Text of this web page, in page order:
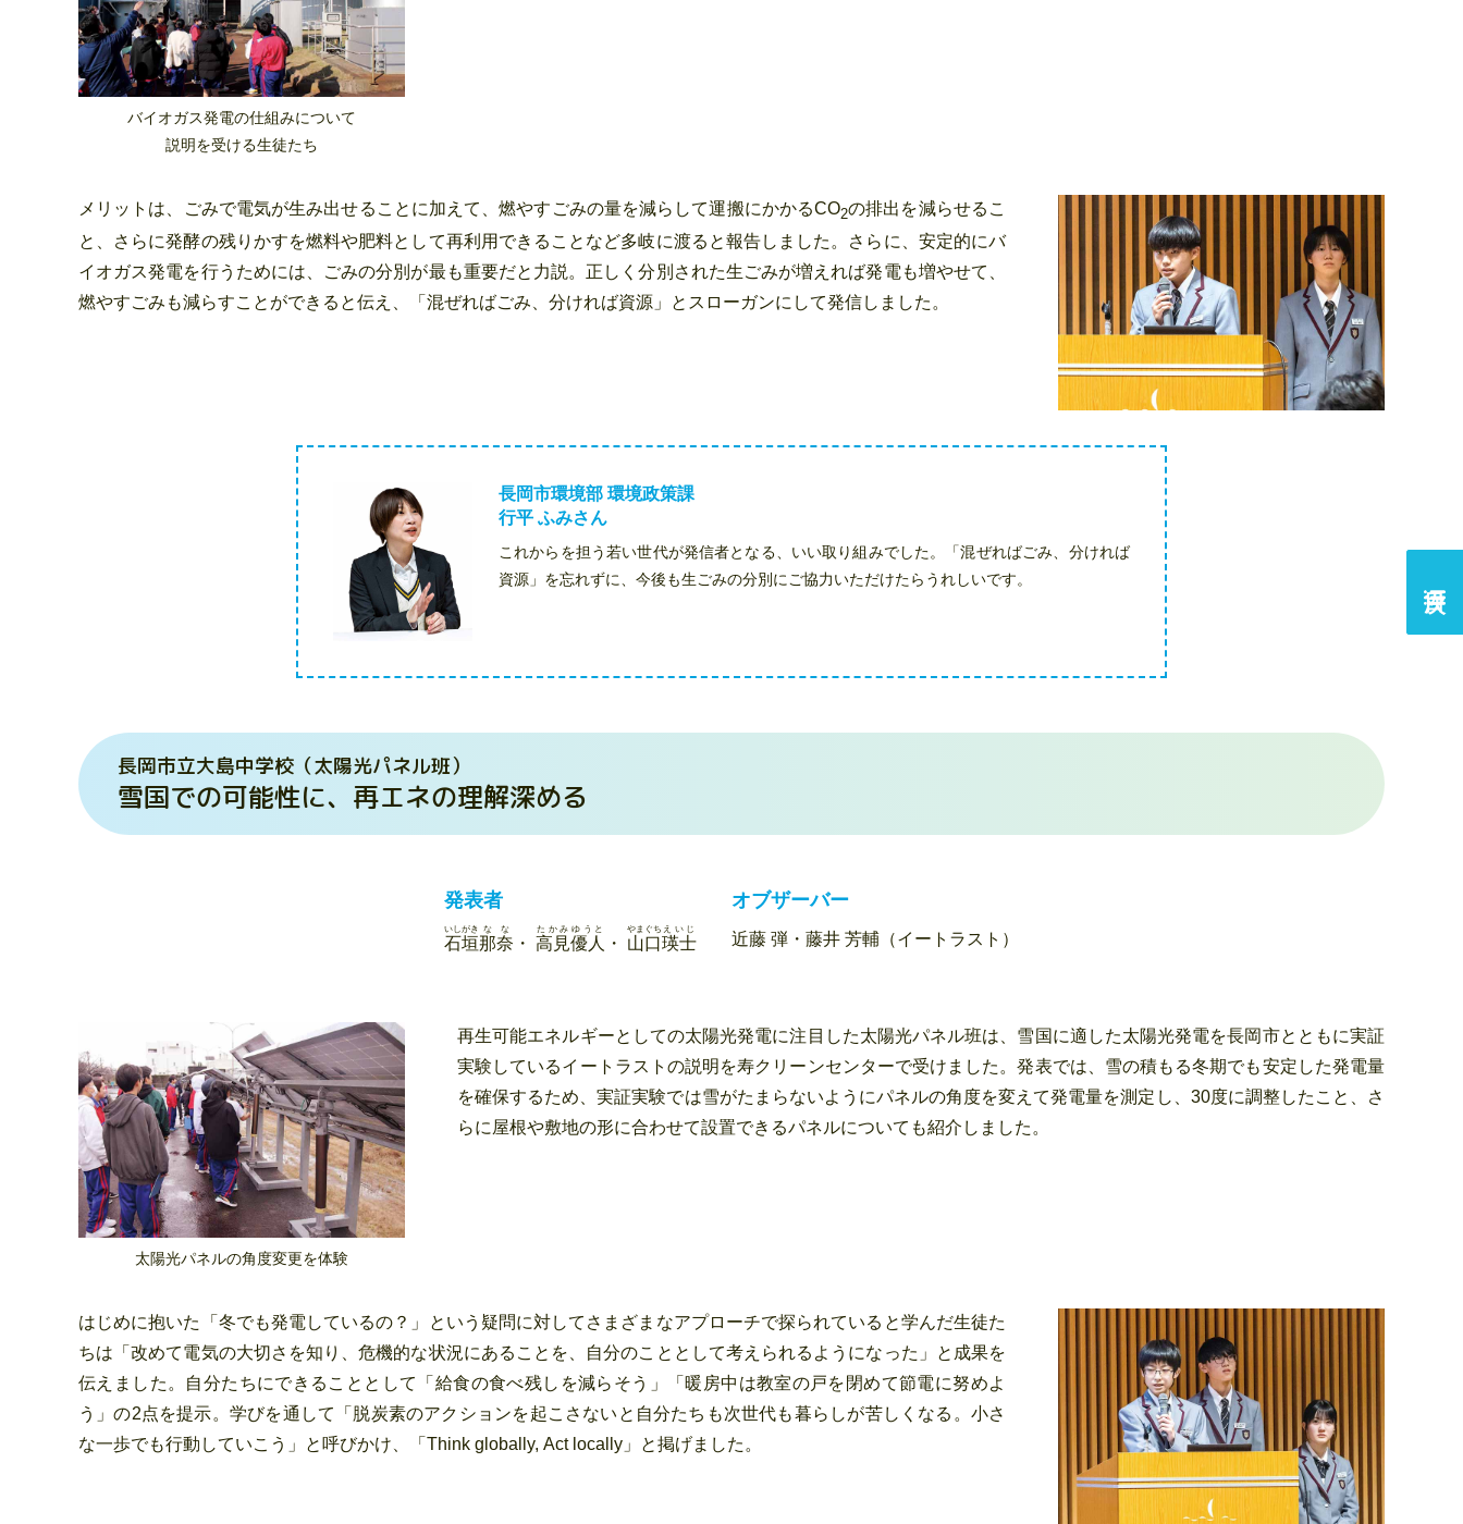
バイオガス発電の仕組みについて
説明を受ける生徒たち
メリットは、ごみで電気が生み出せることに加えて、燃やすごみの量を減らして運搬にかかるCO2の排出を減らせるこ
と、さらに発酵の残りかすを燃料や肥料として再利用できることなど多岐に渡ると報告しました。さらに、安定的にバ
イオガス発電を行うためには、ごみの分別が最も重要だと力説。正しく分別された生ごみが増えれば発電も増やせて、
燃やすごみも減らすことができると伝え、「混ぜればごみ、分ければ資源」とスローガンにして発信しました。
長岡市環境部 環境政策課
行平 ふみさん
これからを担う若い世代が発信者となる、いい取り組みでした。「混ぜればごみ、分ければ
資源」を忘れずに、今後も生ごみの分別にご協力いただけたらうれしいです。
長岡市立大島中学校（太陽光パネル班）
雪国での可能性に、再エネの理解深める
発表者
石垣
いしがき
那奈
なな
・ 高見
たかみ
優人
ゆうと
・ 山口
やまぐち
瑛士
えいじ
オブザーバー
近藤 弾・藤井 芳輔（イートラスト）
再生可能エネルギーとしての太陽光発電に注目した太陽光パネル班は、雪国に適した太陽光発電を長岡市とともに実証
実験しているイートラストの説明を寿クリーンセンターで受けました。発表では、雪の積もる冬期でも安定した発電量
を確保するため、実証実験では雪がたまらないようにパネルの角度を変えて発電量を測定し、30度に調整したこと、さ
らに屋根や敷地の形に合わせて設置できるパネルについても紹介しました。
太陽光パネルの角度変更を体験
はじめに抱いた「冬でも発電しているの？」という疑問に対してさまざまなアプローチで探られていると学んだ生徒た
ちは「改めて電気の大切さを知り、危機的な状況にあることを、自分のこととして考えられるようになった」と成果を
伝えました。自分たちにできることとして「給食の食べ残しを減らそう」「暖房中は教室の戸を閉めて節電に努めよ
う」の2点を提示。学びを通して「脱炭素のアクションを起こさないと自分たちも次世代も暮らしが苦しくなる。小さ
な一歩でも行動していこう」と呼びかけ、「Think globally, Act locally」と掲げました。